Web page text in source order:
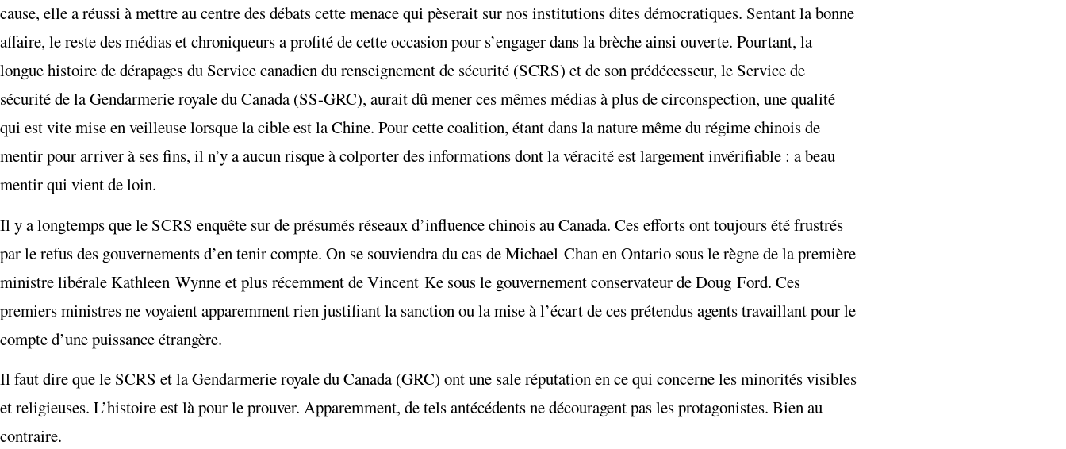
cause, elle a réussi à mettre au centre des débats cette menace qui pèserait sur nos institutions dites démocratiques. Sentant la bonne
affaire, le reste des médias et chroniqueurs a profité de cette occasion pour s’engager dans la brèche ainsi ouverte. Pourtant, la
longue histoire de dérapages du Service canadien du renseignement de sécurité (SCRS) et de son prédécesseur, le Service de
sécurité de la Gendarmerie royale du Canada (SS-GRC), aurait dû mener ces mêmes médias à plus de circonspection, une qualité
qui est vite mise en veilleuse lorsque la cible est la Chine. Pour cette coalition, étant dans la nature même du régime chinois de
mentir pour arriver à ses fins, il n’y a aucun risque à colporter des informations dont la véracité est largement invérifiable : a beau
mentir qui vient de loin.
Il y a longtemps que le SCRS enquête sur de présumés réseaux d’influence chinois au Canada. Ces efforts ont toujours été frustrés
par le refus des gouvernements d’en tenir compte. On se souviendra du cas de Michael Chan en Ontario sous le règne de la première
ministre libérale Kathleen Wynne et plus récemment de Vincent Ke sous le gouvernement conservateur de Doug Ford. Ces
premiers ministres ne voyaient apparemment rien justifiant la sanction ou la mise à l’écart de ces prétendus agents travaillant pour le
compte d’une puissance étrangère.
Il faut dire que le SCRS et la Gendarmerie royale du Canada (GRC) ont une sale réputation en ce qui concerne les minorités visibles
et religieuses. L’histoire est là pour le prouver. Apparemment, de tels antécédents ne découragent pas les protagonistes. Bien au
contraire.